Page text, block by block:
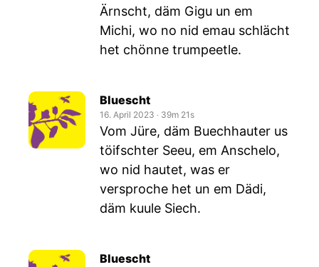
Ärnscht, däm Gigu un em
Michi, wo no nid emau schlächt
het chönne trumpeetle.
Bluescht
16. April 2023 ‧ 39m 21s
Vom Jüre, däm Buechhauter us
töifschter Seeu, em Anschelo,
wo nid hautet, was er
versproche het un em Dädi,
däm kuule Siech.
Bluescht